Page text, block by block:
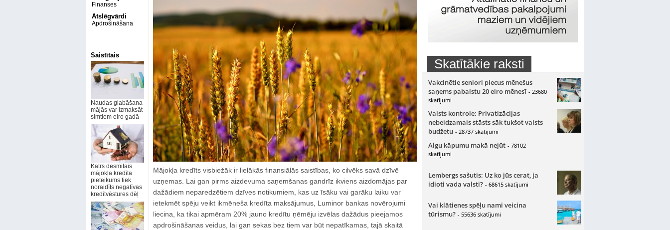
Finanses
Atslēgvārdi
Apdrošināšana
Saistītais
Naudas glabāšana
mājās var izmaksāt
simtiem eiro gadā
Katrs desmitais
mājokļa kredīta
pieteikums tiek
noraidīts negatīvas
kredītvēstures dēļ
Mājokļa kredīts visbiežāk ir lielākās finansiālās saistības, ko cilvēks savā dzīvē
uzņemas. Lai gan pirms aizdevuma saņemšanas gandrīz ikviens aizdomājas par
dažādiem neparedzētiem dzīves notikumiem, kas uz īsāku vai garāku laiku var
ietekmēt spēju veikt ikmēneša kredīta maksājumus, Luminor bankas novērojumi
liecina, ka tikai apmēram 20% jauno kredītu ņēmēju izvēlas dažādus pieejamos
apdrošināšanas veidus, lai gan sekas bez tiem var būt nepatīkamas, tajā skaitā
Skatītākie raksti
Vakcinētie seniori piecus mēnešus
saņems pabalstu 20 eiro mēnesī - 23680
skatījumi
Valsts kontrole: Privatizācijas
nebeidzamais stāsts sāk tukšot valsts
budžetu - 28737 skatījumi
Algu kāpumu makā nejūt - 78102
skatījumi
Lembergs sašutis: Uz ko jūs cerat, ja
idioti vada valsti? - 68615 skatījumi
Vai klātienes spēļu nami veicina
tūrismu? - 55636 skatījumi